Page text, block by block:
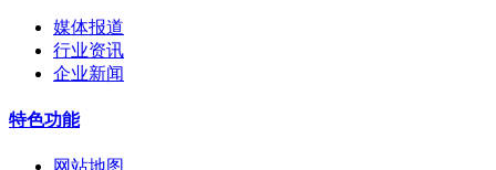
媒体报道
行业资讯
企业新闻
特色功能